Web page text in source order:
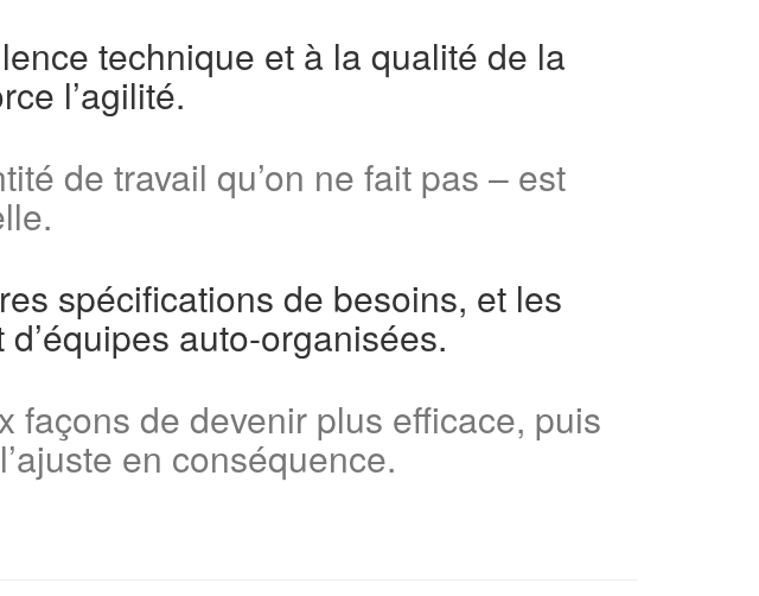
technique et à la qualité de la
l’agilité.
de travail qu’on ne fait pas – est
spécifications de besoins, et les
auto-organisées.
façons de devenir plus efficace, puis
en conséquence.